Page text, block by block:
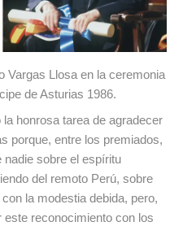
Vargas Llosa en la ceremonia
de Asturias 1986.
honrosa tarea de agradecer
porque, entre los premiados,
sobre el espíritu
del remoto Perú, sobre
la modestia debida, pero,
reconocimiento con los